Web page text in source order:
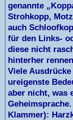
genannte
Strohkopp,
auch
für den Links-
diese nicht
hinterher
Viele
ureigenste
aber nicht, was
Klammer):